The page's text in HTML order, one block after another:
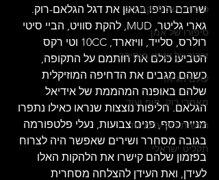
סיפורה של להקת רוק
סיפורו של אמן
זרקור על ענייני מוסיקה
עולם הג'אז
מאמרי רוק, פופ ועוד
חדשות רוק עדכניות
תקליט ישראלי
שרובם הניפו בגאון את דגל הגלאם-רוק.
גארי גליטר, MUD, להקת סוויט, הביי סיטי
רולרס, סלייד, וויזארד, 10CC וטי רקס
הטביעו כולם את חותמם על התקופה,
כשהם מגבים את הדחיפה המוזיקלית
שלהם באופנה המהממת של אידיאל
הגלאם. חליפות נוצצות שנראו כאילו נתפרו
מנייר כסף, פנים צבועות, נעלי פלטפורמה
בגובה מסחרר ושירים שאפשר היה לצרוח
בפזמון שלהם קישרו את הלהקות האלו
לעידן, ואת העידן להצלחה מסחרית